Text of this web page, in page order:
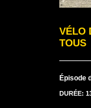
VÉLO
TOUS
Épisode
DURÉE: